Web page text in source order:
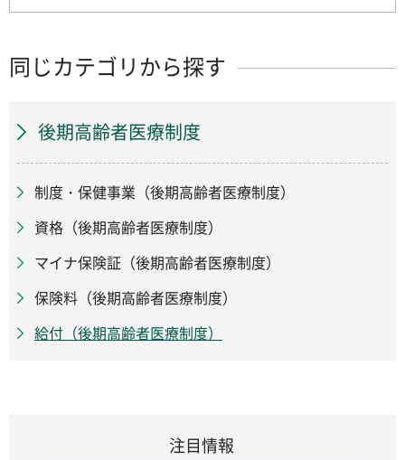
同じカテゴリから探す
後期高齢者医療制度
制度・保健事業（後期高齢者医療制度）
資格（後期高齢者医療制度）
マイナ保険証（後期高齢者医療制度）
保険料（後期高齢者医療制度）
給付（後期高齢者医療制度）
注目情報